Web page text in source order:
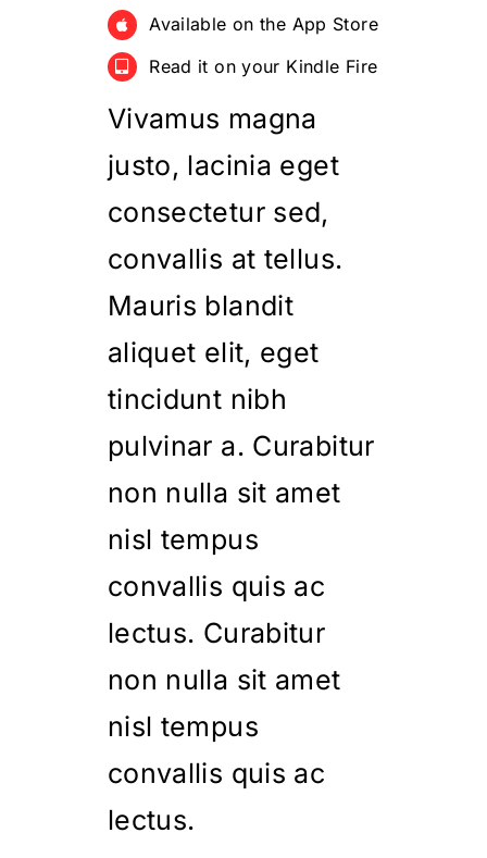
Available on the App Store
Read it on your Kindle Fire
Vivamus magna
justo, lacinia eget
consectetur sed,
convallis at tellus.
Mauris blandit
aliquet elit, eget
tincidunt nibh
pulvinar a. Curabitur
non nulla sit amet
nisl tempus
convallis quis ac
lectus. Curabitur
non nulla sit amet
nisl tempus
convallis quis ac
lectus.